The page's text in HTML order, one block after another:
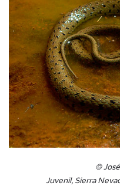
©
Juvenil, Sierra